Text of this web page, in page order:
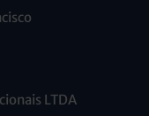
LTDA